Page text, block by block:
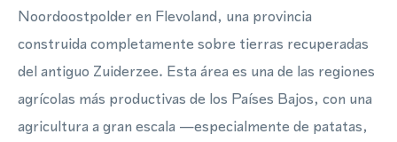
Noordoostpolder en Flevoland, una provincia
construida completamente sobre tierras recuperadas
del antiguo Zuiderzee. Esta área es una de las regiones
agrícolas más productivas de los Países Bajos, con una
agricultura a gran escala —especialmente de patatas,